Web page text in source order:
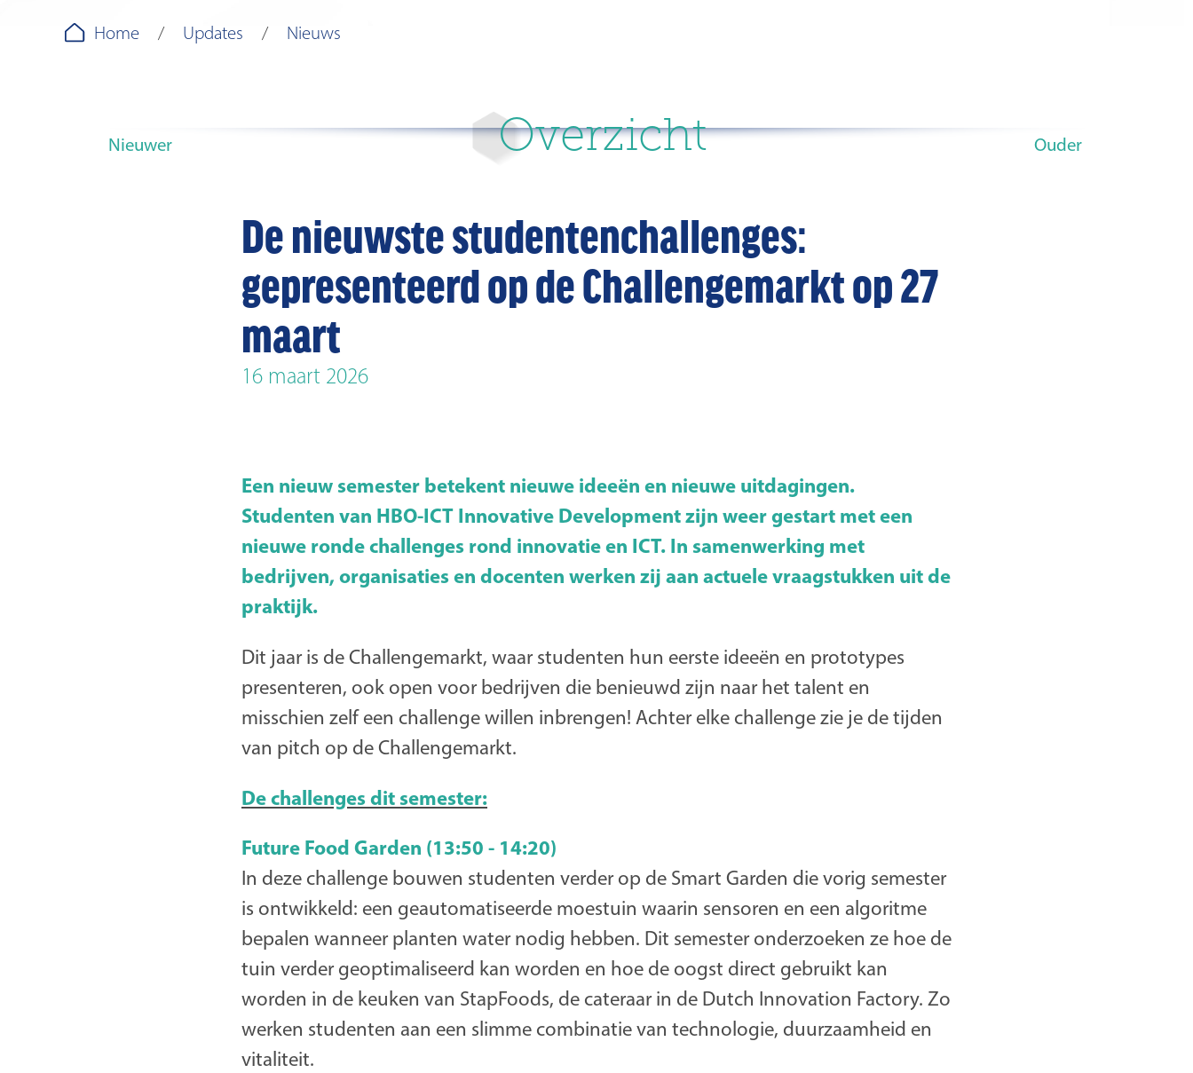
Home Updates Nieuws
Nieuwer Overzicht Ouder
De nieuwste studentenchallenges:
gepresenteerd op de Challengemarkt op 27
maart
16 maart 2026
Een nieuw semester betekent nieuwe ideeën en nieuwe uitdagingen.
Studenten van HBO-ICT Innovative Development zijn weer gestart met een
nieuwe ronde challenges rond innovatie en ICT. In samenwerking met
bedrijven, organisaties en docenten werken zij aan actuele vraagstukken uit de
praktijk.
Dit jaar is de Challengemarkt, waar studenten hun eerste ideeën en prototypes
presenteren, ook open voor bedrijven die benieuwd zijn naar het talent en
misschien zelf een challenge willen inbrengen! Achter elke challenge zie je de tijden
van pitch op de Challengemarkt.
De challenges dit semester:
Future Food Garden (13:50 - 14:20)
In deze challenge bouwen studenten verder op de Smart Garden die vorig semester
is ontwikkeld: een geautomatiseerde moestuin waarin sensoren en een algoritme
bepalen wanneer planten water nodig hebben. Dit semester onderzoeken ze hoe de
tuin verder geoptimaliseerd kan worden en hoe de oogst direct gebruikt kan
worden in de keuken van StapFoods, de cateraar in de Dutch Innovation Factory. Zo
werken studenten aan een slimme combinatie van technologie, duurzaamheid en
vitaliteit.